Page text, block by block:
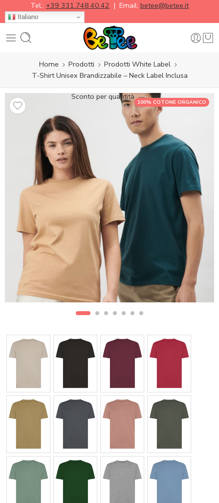
Tel.: +39 331.748.40.42 | Email: betee@betee.it
Italiano
Home Prodotti
Prodotti White Label
T-Shirt Unisex Brandizzabile – Neck Label Inclusa
100% COTONE ORGANICO
Sconto per quantità